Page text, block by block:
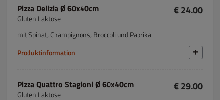
Pizza Delizia Ø 60x40cm
Gluten Laktose
€ 24.00
mit Spinat, Champignons, Broccoli und Paprika
Produktinformation
Pizza Quattro Stagioni Ø 60x40cm
Gluten Laktose
€ 29.00